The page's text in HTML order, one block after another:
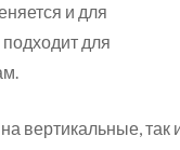
и для
для
вертикальные, так